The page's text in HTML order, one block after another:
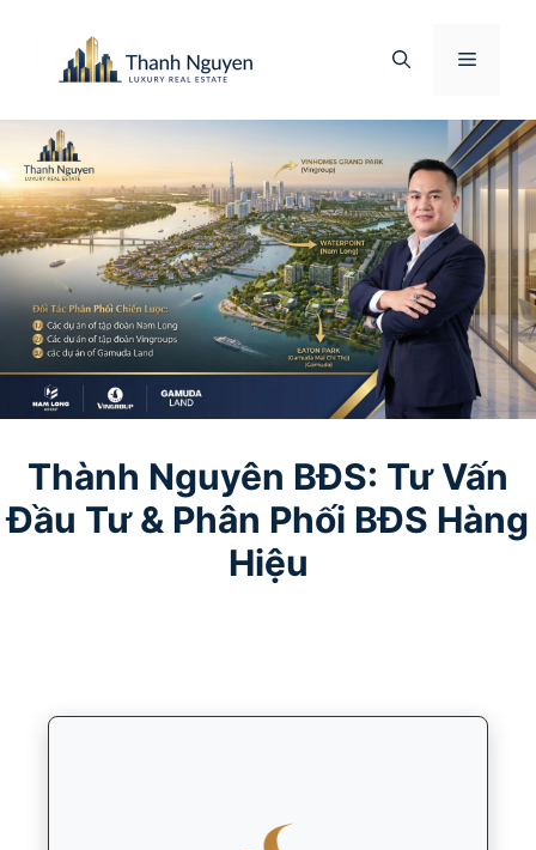
Menu
Thành Nguyên BĐS: Tư Vấn
Đầu Tư & Phân Phối BĐS Hàng
Hiệu